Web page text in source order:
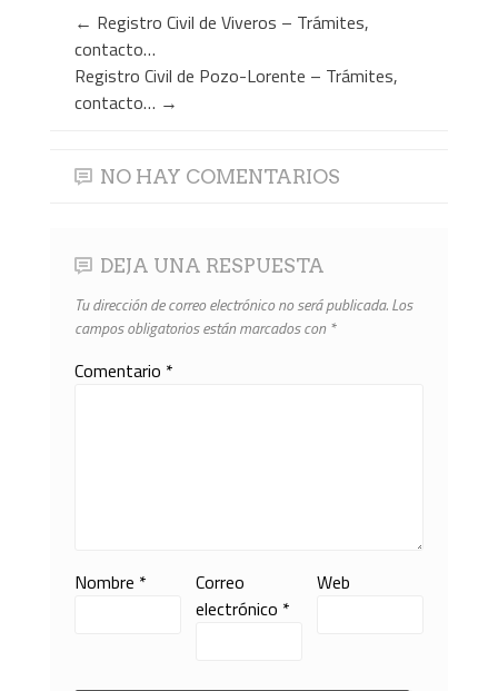
← Registro Civil de Viveros – Trámites,
contacto…
Registro Civil de Pozo-Lorente – Trámites,
contacto… →
NO HAY COMENTARIOS
DEJA UNA RESPUESTA
Tu dirección de correo electrónico no será publicada.Los
campos obligatorios están marcados con *
Comentario *
Nombre *
Correo
electrónico *
Web